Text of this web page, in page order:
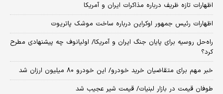
اظهارات تازه ظریف درباره مذاکرات ایران و آمریکا
اظهارات رئیس جمهور اوکراین درباره ساخت موشک پاتریوت
راه‌حل روسیه برای پایان جنگ ایران و آمریکا/ اولیانوف چه پیشنهادی مطرح
کرد؟
خبر مهم برای متقاضیان خرید خودرو/ این خودرو ۸۰ میلیون ارزان شد
طوفان قیمت در بازار لبنیات/ قیمت شیر عجیب شد